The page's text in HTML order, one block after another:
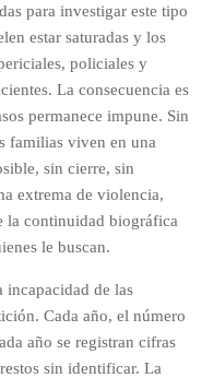
para investigar este tipo
estar saturadas y los
policiales y
La consecuencia es
permanece impune. Sin
familias viven en una
sin cierre, sin
extrema de violencia,
la continuidad biográfica
le buscan.
incapacidad de las
Cada año, el número
año se registran cifras
sin identificar. La